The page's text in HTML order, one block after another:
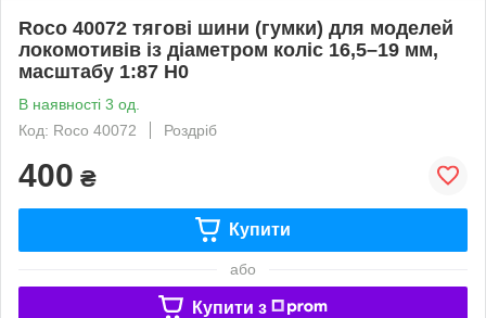
Roco 40072 тягові шини (гумки) для моделей
локомотивів із діаметром коліс 16,5–19 мм,
масштабу 1:87 H0
В наявності 3 од.
Код: Roco 40072
Роздріб
400 ₴
Купити
або
Купити з